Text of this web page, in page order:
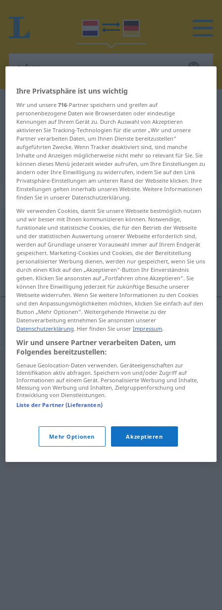
Niederländisch-Deutsch Wörterbuch
Niederländisch-Deutsch
Übersetzung für "erker"
"erker" Deutsch Übersetzung
„erker“: zelfstandig naamwoord
erker [ˈɛrkər]subst <-s>
Übersicht aller Übersetzungen
(Für mehr Details die Übersetzung anklicken/antippen)
Erker
Erkerm erker
Ihre Privatsphäre ist uns wichtig
Wir und unsere716-Partner speichern und greifen auf
personenbezogene Daten wie Browserdaten oder eindeutige
Kennungen auf Ihrem Gerät zu. Durch Auswahl von Akzeptieren
aktivieren Sie Tracking-Technologien für die unter „Wir und unsere
Partner verarbeiten Daten, um Ihnen Dienste bereitzustellen“
aufgeführten Zwecke. Wenn Tracker deaktiviert sind, sind manche
Inhalte und Anzeigen möglicherweise nicht mehr so relevant für Sie. Sie
können dieses Menü jederzeit wieder aufrufen, um Ihre Einstellungen zu
ändern oder Ihre Einwilligung zu widerrufen, indem Sie auf den Link
Privatsphäre-Einstellungen am unteren Rand der Webseite klicken. Ihre
Einstellungen gelten innerhalb unseres Website. Weitere Informationen
finden Sie in unserer Datenschutzerklärung.
Wir verwenden Cookies, damit Sie unsere Webseite bestmöglich nutzen
und wir besser mit Ihnen kommunizieren können. Notwendige,
funktionale und statistische Cookies, die für den Betrieb der Webseite
und der statistischen Auswertung unserer Webseite erforderlich sind,
werden auf Grundlage unserer Vorauswahl immer auf Ihrem Endgerät
gespeichert. Marketing-Cookies und Cookies, die der Bereitstellung
personalisierter Werbung dienen, werden nur gespeichert, wenn Sie uns
durch einen Klick auf den „Akzeptieren“-Button Ihr Einverständnis
geben. Klicken Sie ansonsten auf „Fortfahren ohne Akzeptieren“. Sie
können Ihre Einwilligung jederzeit für zukünftige Besuche unserer
Webseite widerrufen. Wenn Sie weitere Informationen zu den Cookies
und den Anpassungsmöglichkeiten möchten, klicken Sie einfach auf den
Button „Mehr Optionen“. Weitergehende Hinweise zu der
Datenverarbeitung entnehmen Sie ansonsten unserer
Datenschutzerklärung. Hier finden Sie unserImpressum.
Wir und unsere Partner verarbeiten Daten, um
Folgendes bereitzustellen:
Genaue Geolocation-Daten verwenden. Geräteeigenschaften zur
Identifikation aktiv abfragen. Speichern von und/oder Zugriff auf
Informationen auf einem Gerät. Personalisierte Werbung und Inhalte,
Messung von Werbung und Inhalten, Zielgruppenforschung und
Entwicklung von Dienstleistungen.
Liste der Partner (Lieferanten)
Mehr Optionen Akzeptieren